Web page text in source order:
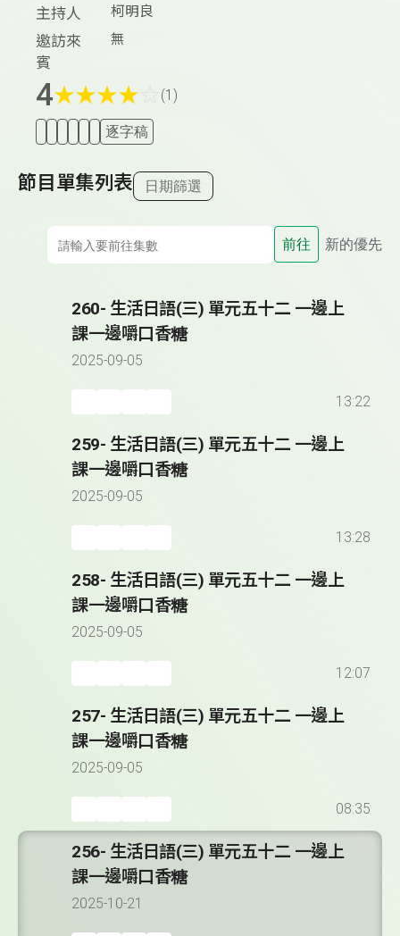
主持人 柯明良
邀訪來
賓
無
4★★★★ (1)
逐字稿
節目單集列表 日期篩選
前往 新的優先
260- 生活日語(三) 單元五十二 一邊上
課一邊嚼口香糖
2025-09-05
13:22
259- 生活日語(三) 單元五十二 一邊上
課一邊嚼口香糖
2025-09-05
13:28
258- 生活日語(三) 單元五十二 一邊上
課一邊嚼口香糖
2025-09-05
12:07
257- 生活日語(三) 單元五十二 一邊上
課一邊嚼口香糖
2025-09-05
08:35
256- 生活日語(三) 單元五十二 一邊上
課一邊嚼口香糖
2025-10-21